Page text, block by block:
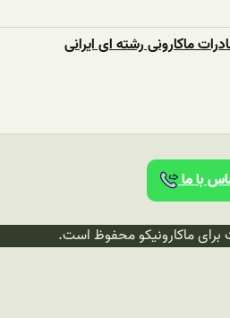
ماکارونی رشته ای ایرانی
با ما
ماکارونیکو محفوظ است.